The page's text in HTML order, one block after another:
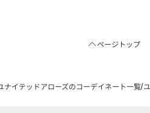
ページトップ
ナイテッドアローズのコーデイネート一覧